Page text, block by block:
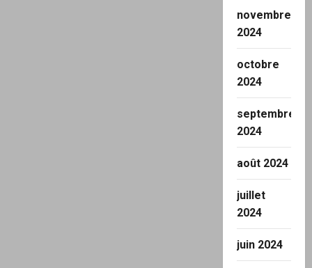
novembre
2024
octobre
2024
septembre
2024
août 2024
juillet
2024
juin 2024